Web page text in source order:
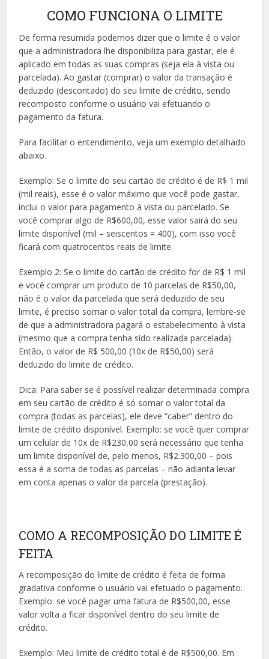
COMO FUNCIONA O LIMITE
De forma resumida podemos dizer que o limite é o valor
que a administradora lhe disponibiliza para gastar, ele é
aplicado em todas as suas compras (seja ela à vista ou
parcelada). Ao gastar (comprar) o valor da transação é
deduzido (descontado) do seu limite de crédito, sendo
recomposto conforme o usuário vai efetuando o
pagamento da fatura.
Para facilitar o entendimento, veja um exemplo detalhado
abaixo.
Exemplo: Se o limite do seu cartão de crédito é de R$ 1 mil
(mil reais), esse é o valor máximo que você pode gastar,
inclui o valor para pagamento à vista ou parcelado. Se
você comprar algo de R$600,00, esse valor sairá do seu
limite disponível (mil – seiscentos = 400), com isso você
ficará com quatrocentos reais de limite.
Exemplo 2: Se o limite do cartão de crédito for de R$ 1 mil
e você comprar um produto de 10 parcelas de R$50,00,
não é o valor da parcelada que será deduzido de seu
limite, é preciso somar o valor total da compra, lembre-se
de que a administradora pagará o estabelecimento à vista
(mesmo que a compra tenha sido realizada parcelada).
Então, o valor de R$ 500,00 (10x de R$50,00) será
deduzido do limite de crédito.
Dica: Para saber se é possível realizar determinada compra
em seu cartão de crédito é só somar o valor total da
compra (todas as parcelas), ele deve “caber” dentro do
limite de crédito disponível. Exemplo: se você quer comprar
um celular de 10x de R$230,00 será necessário que tenha
um limite disponível de, pelo menos, R$2.300,00 – pois
essa é a soma de todas as parcelas – não adianta levar
em conta apenas o valor da parcela (prestação).
COMO A RECOMPOSIÇÃO DO LIMITE É
FEITA
A recomposição do limite de crédito é feita de forma
gradativa conforme o usuário vai efetuado o pagamento.
Exemplo: se você pagar uma fatura de R$500,00, esse
valor volta a ficar disponível dentro do seu limite de
crédito.
Exemplo: Meu limite de crédito total é de R$500,00. Em